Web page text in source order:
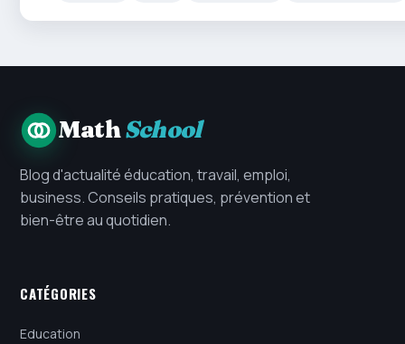
MathSchool
Blog d'actualité éducation, travail, emploi,
business. Conseils pratiques, prévention et
bien-être au quotidien.
CATÉGORIES
Education